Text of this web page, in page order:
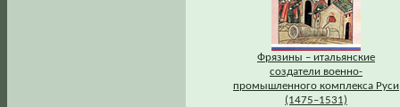
Фрязины – итальянские
создатели военно-
промышленного комплекса Руси
(1475–1531)